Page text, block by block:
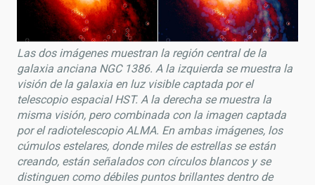
Las dos imágenes muestran la región central de la
galaxia anciana NGC 1386. A la izquierda se muestra la
visión de la galaxia en luz visible captada por el
telescopio espacial HST. A la derecha se muestra la
misma visión, pero combinada con la imagen captada
por el radiotelescopio ALMA. En ambas imágenes, los
cúmulos estelares, donde miles de estrellas se están
creando, están señalados con círculos blancos y se
distinguen como débiles puntos brillantes dentro de